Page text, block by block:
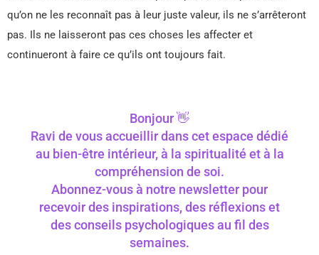
qu’on ne les reconnaît pas à leur juste valeur, ils ne s’arrêteront
pas. Ils ne laisseront pas ces choses les affecter et
continueront à faire ce qu’ils ont toujours fait.
Bonjour 👋
Ravi de vous accueillir dans cet espace dédié
au bien-être intérieur, à la spiritualité et à la
compréhension de soi.
Abonnez-vous à notre newsletter pour
recevoir des inspirations, des réflexions et
des conseils psychologiques au fil des
semaines.